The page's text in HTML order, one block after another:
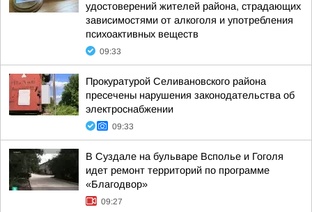
удостоверений жителей района, страдающих
зависимостями от алкоголя и употребления
психоактивных веществ
09:33
Прокуратурой Селивановского района
пресечены нарушения законодательства об
электроснабжении
09:33
В Суздале на бульваре Всполье и Гоголя
идет ремонт территорий по программе
«Благодвор»
09:27